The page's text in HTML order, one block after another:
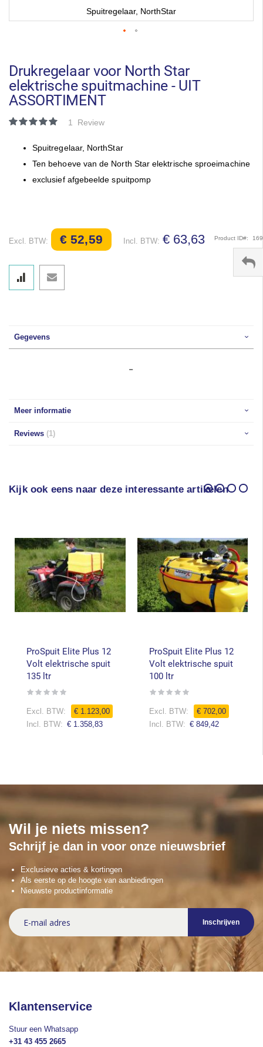
Spuitregelaar, NorthStar
het
begin
van
de
afbeeldingen-
gallerij
Drukregelaar voor North Star
elektrische spuitmachine - UIT
ASSORTIMENT
Waardering:
1 Review
Spuitregelaar, NorthStar
Ten behoeve van de North Star elektrische sproeimachine
exclusief afgebeelde spuitpomp
€ 52,59 € 63,63 Product ID
Gegevens
-
Meer informatie
Reviews 1
Kijk ook eens naar deze interessante artikelen
ProSpuit Elite Plus 12
Volt elektrische spuit
135 ltr
Rating:
€ 1.123,00
€ 1.358,83
ProSpuit Elite Plus 12
Volt elektrische spuit
100 ltr
Rating:
€ 702,00
€ 849,42
Wil je niets missen?
Schrijf je dan in voor onze nieuwsbrief
Exclusieve acties & kortingen
Als eerste op de hoogte van aanbiedingen
Nieuwste productinformatie
Abonneer
u
op
Inschrijven
Klantenservice
Stuur een Whatsapp
+31 43 455 2665